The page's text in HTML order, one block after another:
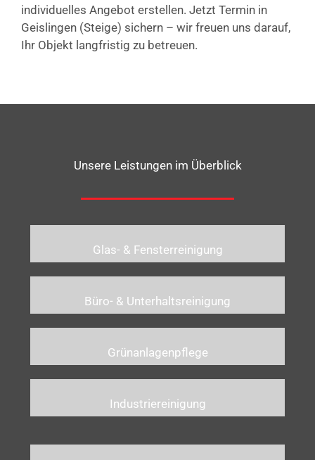
individuelles Angebot erstellen. Jetzt Termin in
Geislingen (Steige) sichern – wir freuen uns darauf,
Ihr Objekt langfristig zu betreuen.
Unsere Leistungen im Überblick
Glas- & Fensterreinigung
Büro- & Unterhaltsreinigung
Grünanlagenpflege
Industriereinigung